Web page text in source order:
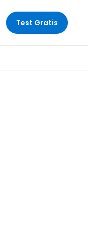
Test Gratis